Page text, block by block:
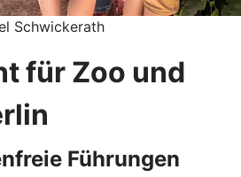
Schwickerath
für Zoo und
Führungen